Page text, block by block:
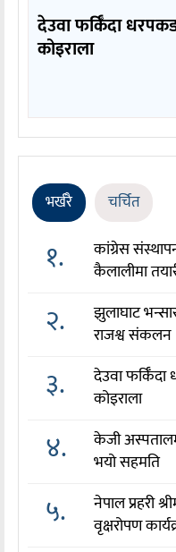
देउवा फर्किँदा
कोइराला
भर्खरै चर्चित
१.
कांग्रेस
कैलालीमा
२.
झुलाघाट
राजश्व संकलन
३.
देउवा
कोइराला
४.
केजी
भयो सहमति
५.
नेपाल प्रहरी
वृक्षरोपण